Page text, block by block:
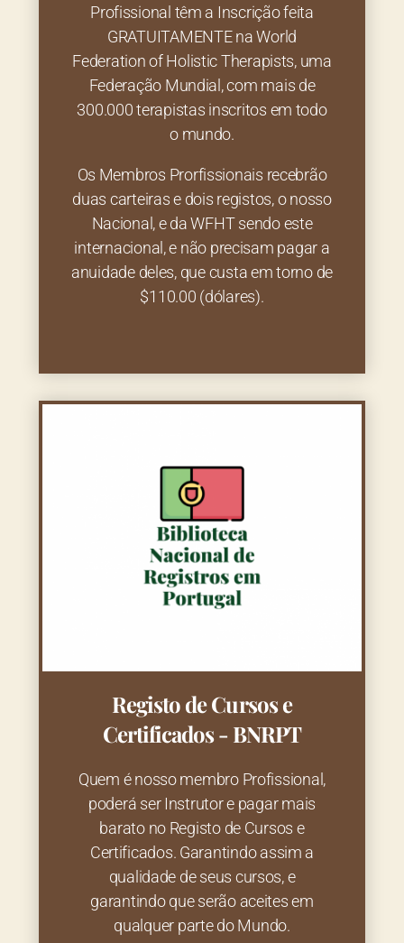
Profissional têm a Inscrição feita
GRATUITAMENTE na World
Federation of Holistic Therapists, uma
Federação Mundial, com mais de
300.000 terapistas inscritos em todo
o mundo.
Os Membros Prorfissionais recebrão
duas carteiras e dois registos, o nosso
Nacional, e da WFHT sendo este
internacional, e não precisam pagar a
anuidade deles, que custa em torno de
$110.00 (dólares).
Registo de Cursos e
Certificados - BNRPT
Quem é nosso membro Profissional,
poderá ser Instrutor e pagar mais
barato no Registo de Cursos e
Certificados. Garantindo assim a
qualidade de seus cursos, e
garantindo que serão aceites em
qualquer parte do Mundo.